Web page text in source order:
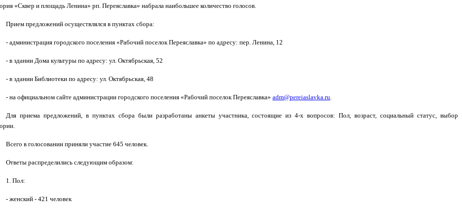
«Сквер и площадь Ленина» рп. Переяславка» набрала наибольшее количество голосов.
Прием предложений осуществлялся в пунктах сбора:
- администрация городского поселения «Рабочий поселок Переяславка» по адресу: пер. Ленина, 12
- в здании Дома культуры по адресу: ул. Октябрьская, 52
- в здании Библиотеки по адресу: ул. Октябрьская, 48
- на официальном сайте администрации городского поселения «Рабочий поселок Переяславка» adm@pereiaslavka.ru.
Для приема предложений, в пунктах сбора были разработаны анкеты участника, состоящие из 4-х вопросов: Пол, возраст, социальный статус, выбор
Всего в голосовании приняли участие 645 человек.
Ответы распределились следующим образом:
1. Пол:
- женский - 421 человек